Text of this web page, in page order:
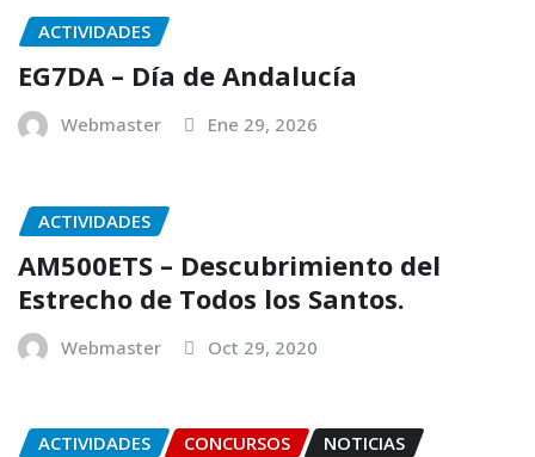
ACTIVIDADES
EG7DA – Día de Andalucía
Webmaster Ene 29, 2026
ACTIVIDADES
AM500ETS – Descubrimiento del
Estrecho de Todos los Santos.
Webmaster Oct 29, 2020
ACTIVIDADES CONCURSOS NOTICIAS